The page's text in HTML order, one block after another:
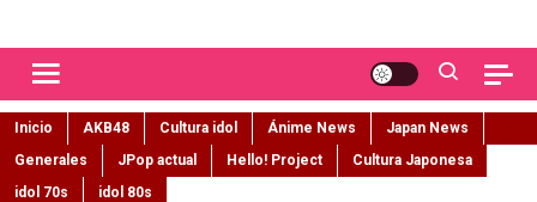
Inicio AKB48 Cultura idol Ánime News
Japan News
Generales
JPop actual Hello! Project
Cultura Japonesa
idol 70s
idol 80s